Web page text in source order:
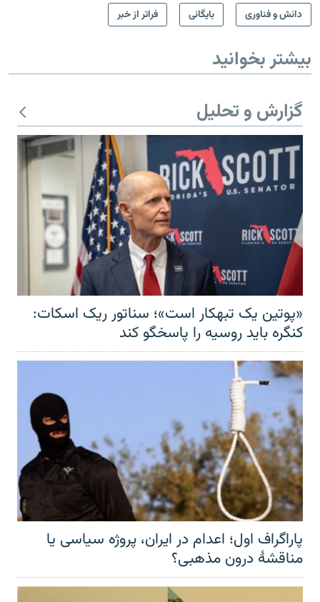
دانش و فناوری بایگانی فراتر از خبر
بیشتر بخوانید
گزارش و تحلیل
«پوتین یک تبهکار است»؛ سناتور ریک اسکات:
کنگره باید روسیه را پاسخگو کند
پاراگراف اول؛ اعدام در ایران، پروژه سیاسی یا
مناقشهٔ درون مذهبی؟